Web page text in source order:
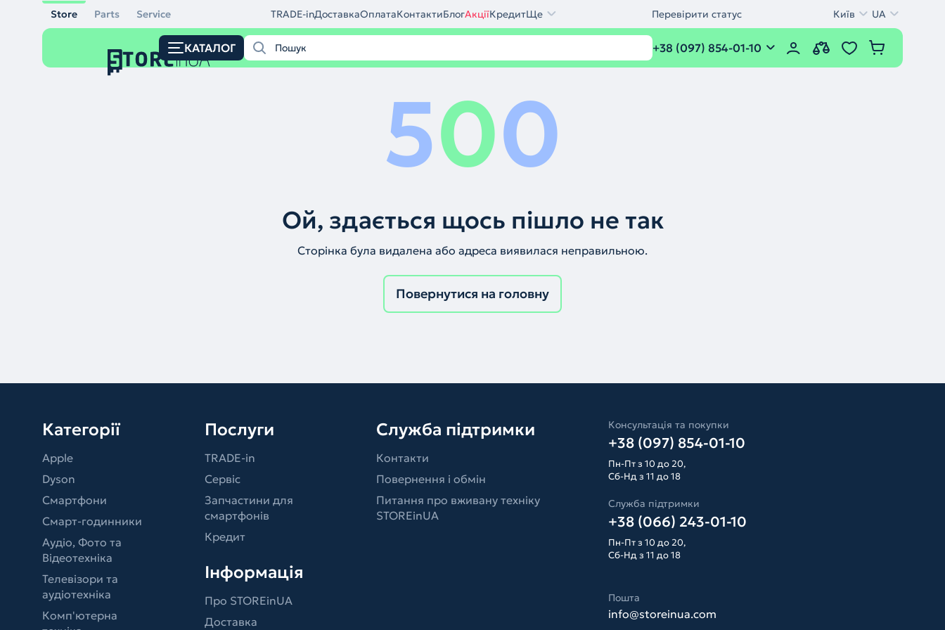
Store Parts Service TRADE-inДоставкаОплатаКонтактиБлогАкціїКредитЩе Перевірити статус Київ UA
КАТАЛОГ +38 (097) 854-01-10
500
Ой, здається щось пішло не так
Сторінка була видалена або адреса виявилася неправильною.
Повернутися на головну
Категорії
Apple
Dyson
Смартфони
Смарт-годинники
Аудіо, Фото та
Відеотехніка
Телевізори та
аудіотехніка
Комп'ютерна
Послуги
TRADE-in
Сервіс
Запчастини для
смартфонів
Кредит
Інформація
Про STOREinUA
Доставка
Служба підтримки
Контакти
Повернення і обмін
Питання про вживану техніку
STOREinUA
Консультація та покупки
+38 (097) 854-01-10
Пн-Пт з 10 до 20,
Сб-Нд з 11 до 18
Служба підтримки
+38 (066) 243-01-10
Пн-Пт з 10 до 20,
Сб-Нд з 11 до 18
Пошта
info@storeinua.com